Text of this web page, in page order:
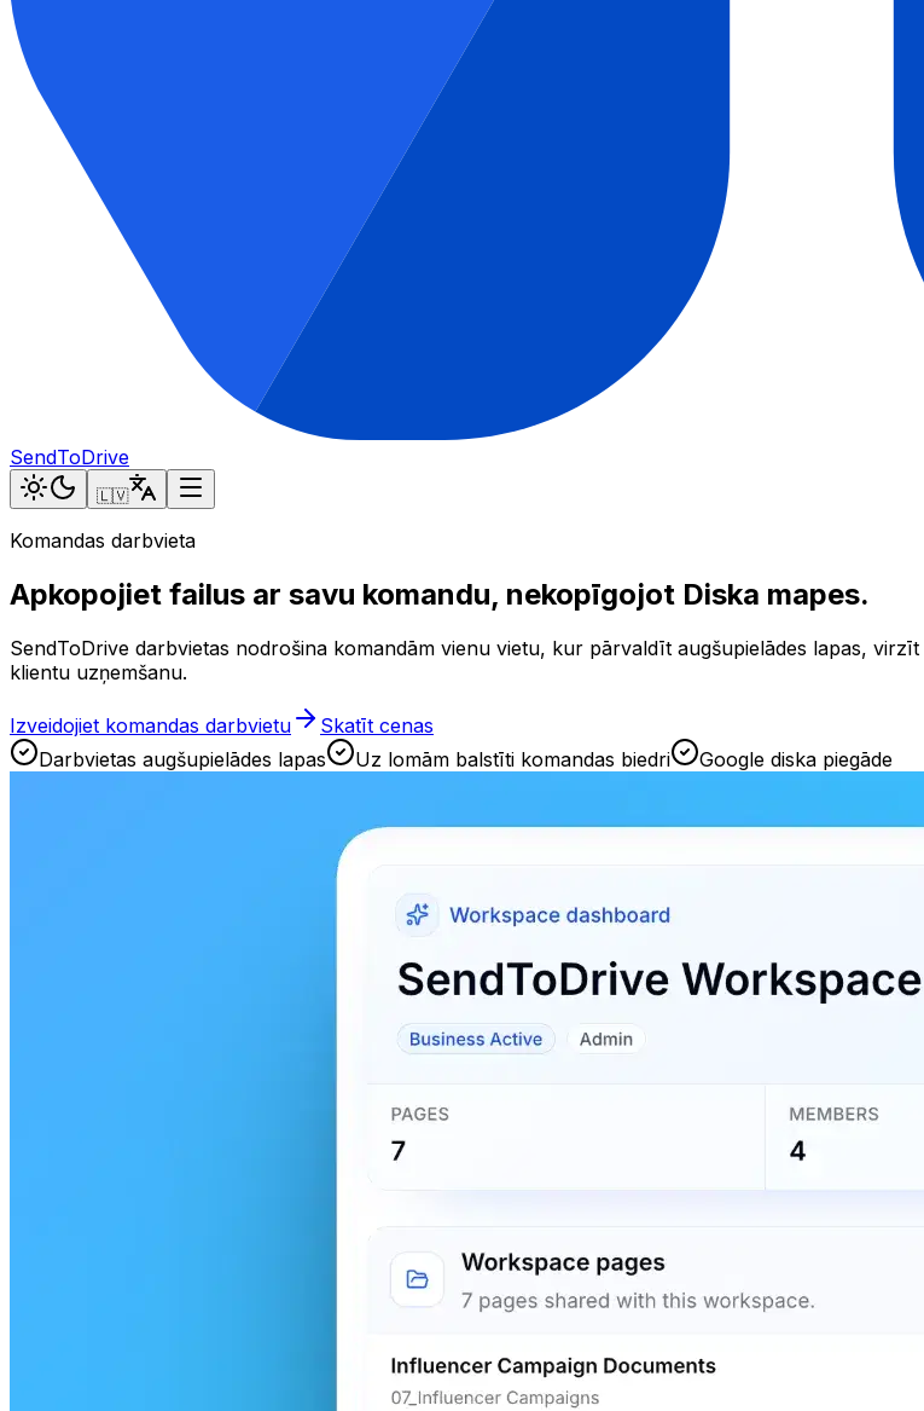
SendToDrive
🇱🇻
Komandas darbvieta
Apkopojiet failus ar savu komandu, nekopīgojot Diska mapes.
SendToDrive darbvietas nodrošina komandām vienu vietu, kur pārvaldīt augšupielādes lapas,
klientu uzņemšanu.
Izveidojiet komandas darbvietu
Skatīt cenas
Darbvietas augšupielādes lapas
Uz lomām balstīti komandas biedri Google diska piegāde